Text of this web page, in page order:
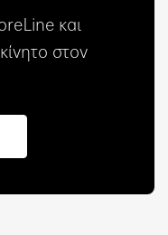
και
στον